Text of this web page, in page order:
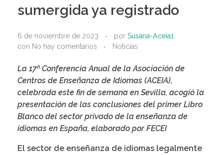
sumergida ya registrado
6 de noviembre de 2023 por Susana-Aceia1
con No hay comentarios Noticias
La 17º Conferencia Anual de la Asociación de
Centros de Enseñanza de Idiomas (ACEIA),
celebrada este fin de semana en Sevilla, acogió la
presentación de las conclusiones del primer Libro
Blanco del sector privado de la enseñanza de
idiomas en España, elaborado por FECEI
El sector de enseñanza de idiomas legalmente